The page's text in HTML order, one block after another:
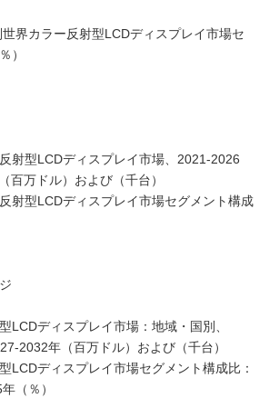
界カラー反射型LCDディスプレイ市場セ
）
射型LCDディスプレイ市場、2021-2026
百万ドル）および（千台）
射型LCDディスプレイ市場セグメント構成
LCDディスプレイ市場：地域・国別、
2032年（百万ドル）および（千台）
LCDディスプレイ市場セグメント構成比：
（％）